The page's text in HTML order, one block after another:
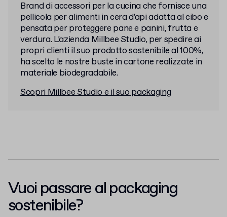
Brand di accessori per la cucina che fornisce una
pellicola per alimenti in cera d'api adatta al cibo e
pensata per proteggere pane e panini, frutta e
verdura. L’azienda Millbee Studio, per spedire ai
propri clienti il suo prodotto sostenibile al 100%,
ha scelto le nostre buste in cartone realizzate in
materiale biodegradabile.
Scopri Millbee Studio e il suo packaging
Vuoi passare al packaging
sostenibile?